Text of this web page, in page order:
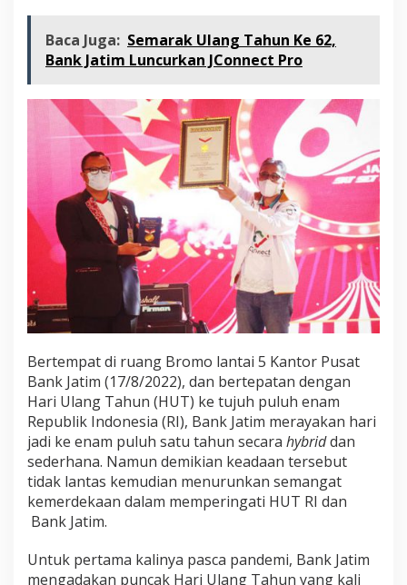
Baca Juga: Semarak Ulang Tahun Ke 62,
Bank Jatim Luncurkan JConnect Pro
Bertempat di ruang Bromo lantai 5 Kantor Pusat
Bank Jatim (17/8/2022), dan bertepatan dengan
Hari Ulang Tahun (HUT) ke tujuh puluh enam
Republik Indonesia (RI), Bank Jatim merayakan hari
jadi ke enam puluh satu tahun secara hybriddan
sederhana. Namun demikian keadaan tersebut
tidak lantas kemudian menurunkan semangat
kemerdekaan dalam memperingati HUT RI dan
Bank Jatim.
Untuk pertama kalinya pasca pandemi, Bank Jatim
mengadakan puncak Hari Ulang Tahun yang kali